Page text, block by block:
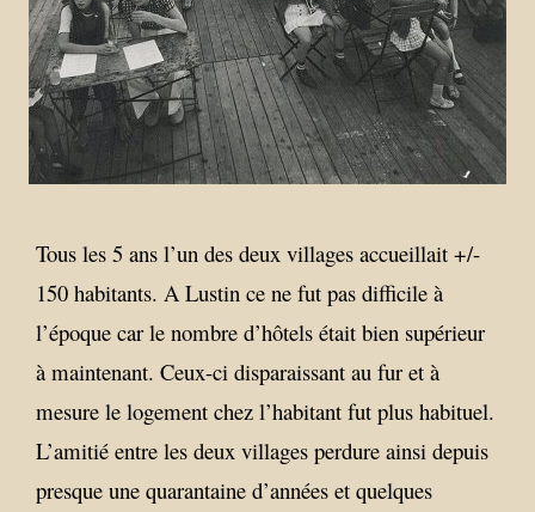
Tous les 5 ans l’un des deux villages accueillait +/-
150 habitants. A Lustin ce ne fut pas difficile à
l’époque car le nombre d’hôtels était bien supérieur
à maintenant. Ceux-ci disparaissant au fur et à
mesure le logement chez l’habitant fut plus habituel.
L’amitié entre les deux villages perdure ainsi depuis
presque une quarantaine d’années et quelques